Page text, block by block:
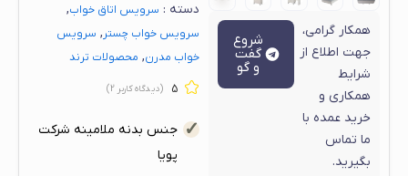
همکار گرامی،
جهت اطلاع از
شرایط
همکاری و
خرید عمده با
ما تماس
بگیرید.
شروع
گفت
و گو
دسته : سرویس اتاق خواب,
سرویس خواب چستر, سرویس
خواب مدرن, محصولات ترند
5 (دیدگاه کاربر 2
)
جنس بدنه ملامینه شرکت
پویا